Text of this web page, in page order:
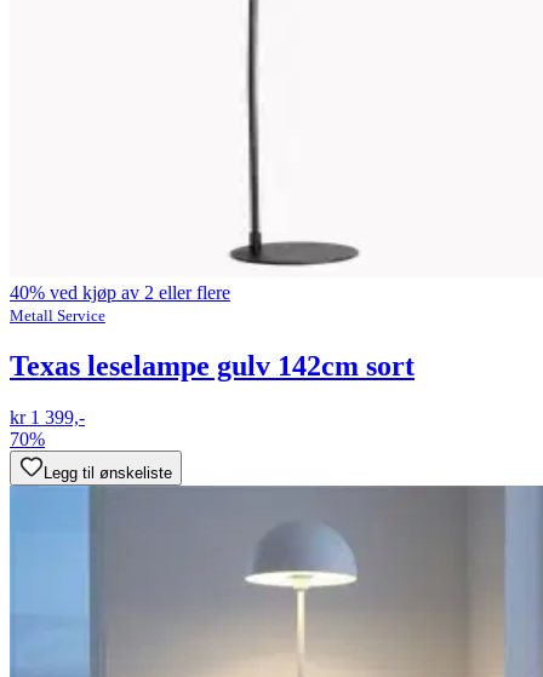
40% ved kjøp av 2 eller flere
Metall Service
Texas leselampe gulv 142cm sort
kr 1 399,-
70%
Legg til ønskeliste